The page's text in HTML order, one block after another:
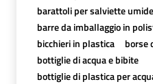
barattoli per salviette umide
barre da imballaggio in
bicchieri in plastica
borse
bottiglie di acqua e bibite
bottiglie di plastica per